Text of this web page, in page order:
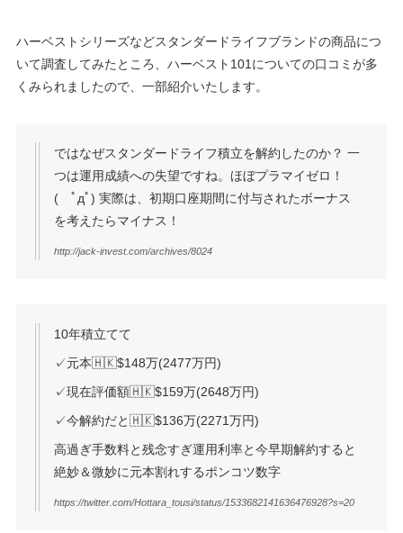
ハーベストシリーズなどスタンダードライフブランドの商品につ
いて調査してみたところ、ハーベスト101についての口コミが多
くみられましたので、一部紹介いたします。
ではなぜスタンダードライフ積立を解約したのか？ 一
つは運用成績への失望ですね。ほぼプラマイゼロ！
( ﾟдﾟ) 実際は、初期口座期間に付与されたボーナス
を考えたらマイナス！
http://jack-invest.com/archives/8024
10年積立てて
✓元本🇭🇰$148万(2477万円)
✓現在評価額🇭🇰$159万(2648万円)
✓今解約だと🇭🇰$136万(2271万円)
高過ぎ手数料と残念すぎ運用利率と今早期解約すると
絶妙＆微妙に元本割れするポンコツ数字
https://twitter.com/Hottara_tousi/status/1533682141636476928?s=20